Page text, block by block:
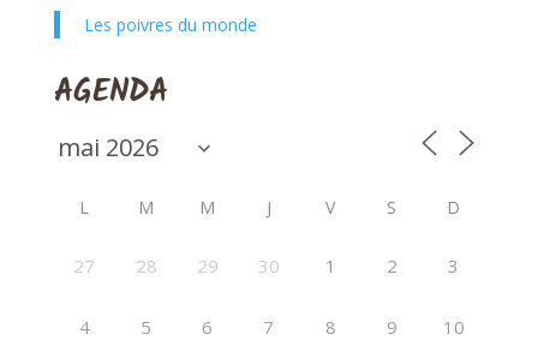
Les poivres du monde
AGENDA
L M M J V S D
27 28 29 30 1 2 3
4 5 6 7 8 9 10